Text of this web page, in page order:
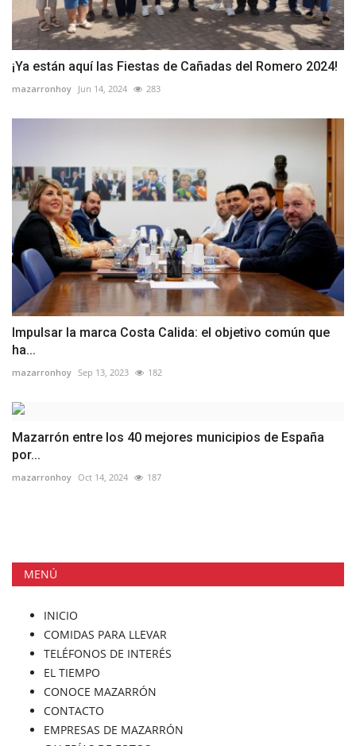
¡Ya están aquí las Fiestas de Cañadas del Romero 2024!
mazarronhoy Jun 14, 2024 283
Impulsar la marca Costa Calida: el objetivo común que
ha...
mazarronhoy Sep 13, 2023 182
Mazarrón entre los 40 mejores municipios de España
por...
mazarronhoy Oct 14, 2024 187
MENÚ
INICIO
COMIDAS PARA LLEVAR
TELÉFONOS DE INTERÉS
EL TIEMPO
CONOCE MAZARRÓN
CONTACTO
EMPRESAS DE MAZARRÓN